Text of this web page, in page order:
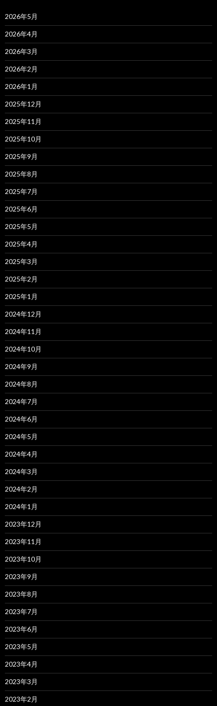
2026年5月
2026年4月
2026年3月
2026年2月
2026年1月
2025年12月
2025年11月
2025年10月
2025年9月
2025年8月
2025年7月
2025年6月
2025年5月
2025年4月
2025年3月
2025年2月
2025年1月
2024年12月
2024年11月
2024年10月
2024年9月
2024年8月
2024年7月
2024年6月
2024年5月
2024年4月
2024年3月
2024年2月
2024年1月
2023年12月
2023年11月
2023年10月
2023年9月
2023年8月
2023年7月
2023年6月
2023年5月
2023年4月
2023年3月
2023年2月